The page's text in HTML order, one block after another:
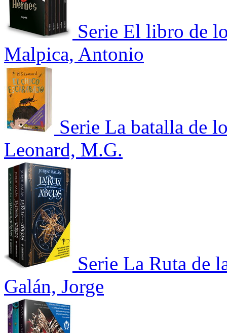
Serie El libro de
Malpica, Antonio
Serie La batalla de
Leonard, M.G.
Serie La Ruta de
Galán, Jorge